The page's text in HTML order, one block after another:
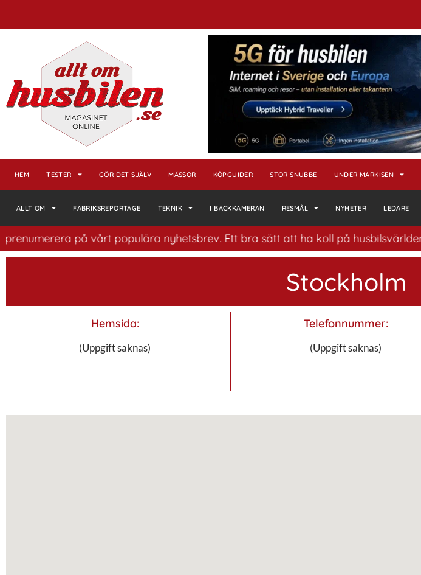
HEM TESTER GÖR DET SJÄLV MÄSSOR KÖPGUIDER STOR SNUBBE UNDER MARKISEN
ALLT OM FABRIKSREPORTAGE TEKNIK I BACKKAMERAN RESMÅL NYHETER LEDARE
på vårt populära nyhetsbrev. Ett bra sätt att ha koll på husbilsvärlden.
Stockholm
Hemsida:
(Uppgift saknas)
Telefonnummer:
(Uppgift saknas)